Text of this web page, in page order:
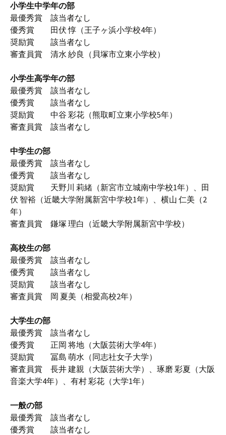
小学生中学年の部
最優秀賞 該当者なし
優秀賞 田伏 惇（王子ヶ浜小学校4年）
奨励賞 該当者なし
審査員賞 清水 紗良（貝塚市立東小学校）
小学生高学年の部
最優秀賞 該当者なし
優秀賞 該当者なし
奨励賞 中谷 彩花（熊取町立東小学校5年）
審査員賞 該当者なし
中学生の部
最優秀賞 該当者なし
優秀賞 該当者なし
奨励賞 天野川 莉緒（新宮市立城南中学校1年）、田
伏 智裕（近畿大学附属新宮中学校1年）、横山 仁美（2
年）
審査員賞 鎌塚 理白（近畿大学附属新宮中学校）
高校生の部
最優秀賞 該当者なし
優秀賞 該当者なし
奨励賞 該当者なし
審査員賞 岡 夏美（相愛高校2年）
大学生の部
最優秀賞 該当者なし
優秀賞 正岡 将地（大阪芸術大学4年）
奨励賞 冨島 萌水（同志社女子大学）
審査員賞 長井 建親（大阪芸術大学）、琢磨 彩夏（大阪
音楽大学4年）、有村 彩花（大学1年）
一般の部
最優秀賞 該当者なし
優秀賞 該当者なし